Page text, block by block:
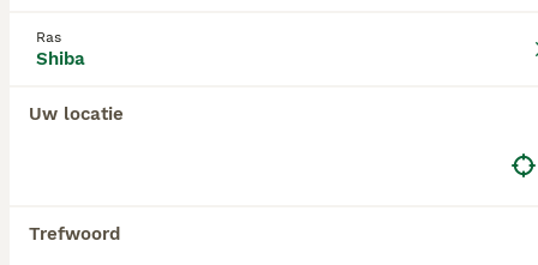
Ras
Shiba
Uw locatie
Trefwoord
Shiba Fokkers in deze lijst hebben een kopie van
ons aangeleverd, en fokken pups met een